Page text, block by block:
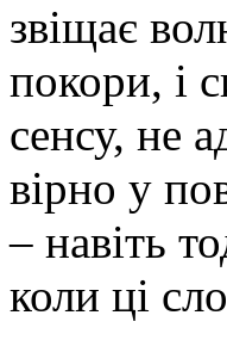
звіщає
покори, і
сенсу, не
вірно у
– навіть
коли ці